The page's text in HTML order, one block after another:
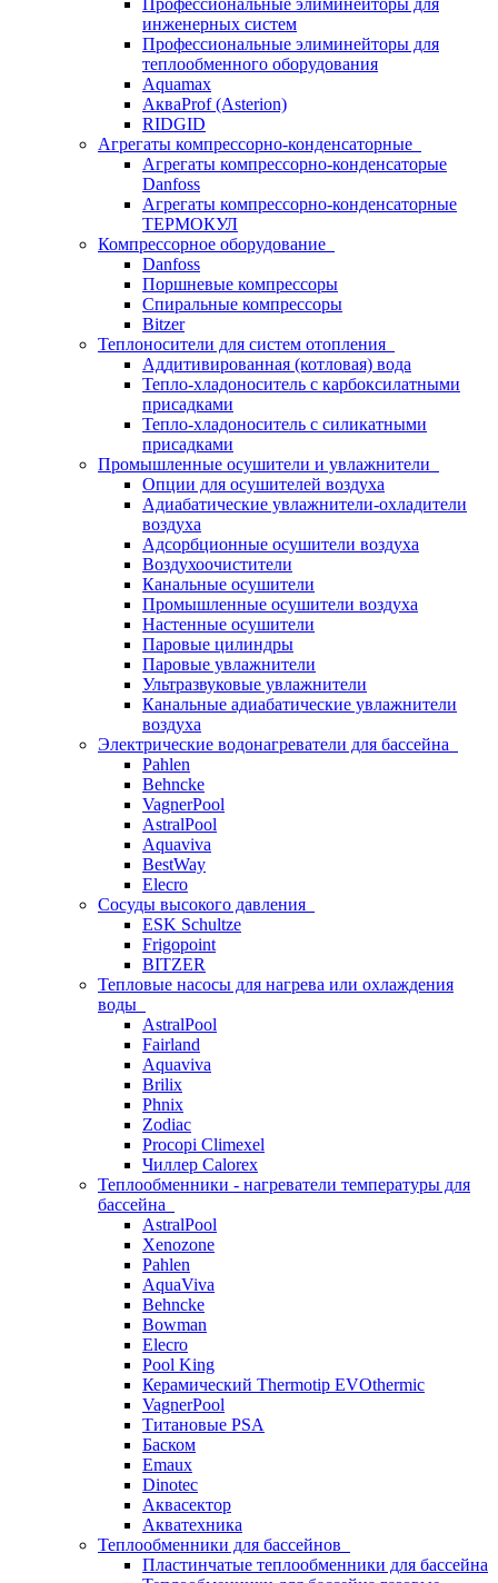
Профессиональные элиминейторы для
инженерных систем
Профессиональные элиминейторы для
теплообменного оборудования
Aquamax
АкваProf (Asterion)
RIDGID
Агрегаты компрессорно-конденсаторные
Агрегаты компрессорно-конденсаторые
Danfoss
Агрегаты компрессорно-конденсаторные
ТЕРМОКУЛ
Компрессорное оборудование
Danfoss
Поршневые компрессоры
Спиральные компрессоры
Bitzer
Теплоносители для систем отопления
Аддитивированная (котловая) вода
Тепло-хладоноситель с карбоксилатными
присадками
Тепло-хладоноситель с силикатными
присадками
Промышленные осушители и увлажнители
Опции для осушителей воздуха
Адиабатические увлажнители-охладители
воздуха
Адсорбционные осушители воздуха
Воздухоочистители
Канальные осушители
Промышленные осушители воздуха
Настенные осушители
Паровые цилиндры
Паровые увлажнители
Ультразвуковые увлажнители
Канальные адиабатические увлажнители
воздуха
Электрические водонагреватели для бассейна
Pahlen
Behncke
VagnerPool
AstralPool
Aquaviva
BestWay
Elecro
Сосуды высокого давления
ESK Schultze
Frigopoint
BITZER
Тепловые насосы для нагрева или охлаждения
воды
AstralPool
Fairland
Aquaviva
Brilix
Phnix
Zodiac
Procopi Climexel
Чиллер Calorex
Теплообменники - нагреватели температуры для
бассейна
AstralPool
Xenozone
Pahlen
AquaViva
Behncke
Bowman
Elecro
Pool King
Керамический Thermotip EVOthermic
VagnerPool
Титановые PSA
Баском
Emaux
Dinotec
Аквасектор
Акватехника
Теплообменники для бассейнов
Пластинчатые теплообменники для бассейна